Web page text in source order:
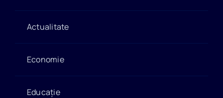
Actualitate
Economie
Educație